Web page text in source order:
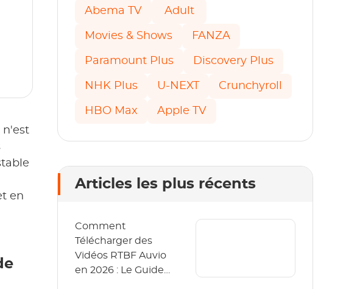
n'est
en
Abema TV Adult
Movies & Shows FANZA
Paramount Plus Discovery Plus
NHK Plus U-NEXT Crunchyroll
HBO Max Apple TV
Articles les plus récents
Comment
Télécharger des
Vidéos RTBF Auvio
en 2026 : Le Guide